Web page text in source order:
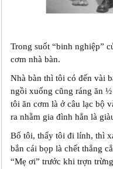
Trong suốt “binh nghiệp”
cơm nhà bàn.
Nhà bàn thì tôi có đến vài
ngồi xuống cũng ráng ăn
tôi ăn cơm là ở câu lạc bộ
ra nhằm gia đình hẳn là
Bố tôi, thấy tôi đi lính, thì
bắn cái bọp là chết thẳng
“Mẹ ơi” trước khi trợn